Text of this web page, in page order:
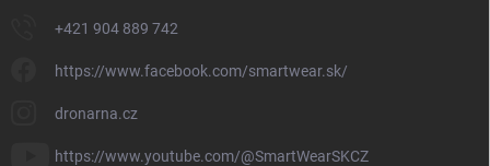
+421 904 889 742
https://www.facebook.com/smartwear.sk/
dronarna.cz
https://www.youtube.com/@SmartWearSKCZ